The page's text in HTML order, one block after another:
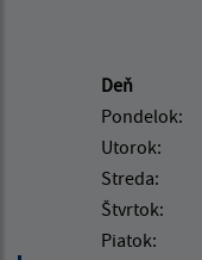
Deň
Pondelok:
Utorok:
Streda:
Štvrtok:
Piatok: